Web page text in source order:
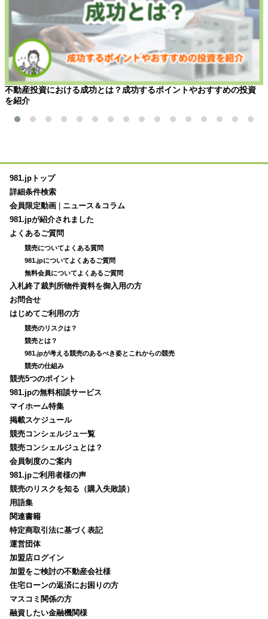
不動産投資における成功とは？成功するポイントやおすすめの投資
を紹介
981.jpトップ
詳細条件検索
会員限定動画
ニュース＆コラム
981.jpが紹介されました
よくあるご質問
競売についてよくある質問
981.jpについてよくあるご質問
無料会員についてよくあるご質問
入札終了裁判所物件資料を御入用の方
お問合せ
はじめてご利用の方
競売のリスクは？
競売とは？
981.jpが考える競売のあるべき姿とこれからの競売
競売の仕組み
競売5つのポイント
981.jpの無料相談サービス
マイホーム特集
掲載スケジュール
競売コンシェルジュ一覧
競売コンシェルジュとは？
会員制度のご案内
981.jpご利用者様の声
競売のリスクを知る（購入失敗談）
用語集
関連書籍
特定商取引法に基づく表記
運営団体
加盟店ログイン
加盟をご検討の不動産会社様
住宅ローンの返済にお困りの方
マスコミ関係の方
融資したい金融機関様